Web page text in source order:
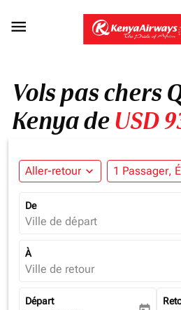

Vols pas chers
Kenya deUSD
Aller-retour expand_more 1 Passager,
De
Ville de départ
À
Ville de retour
Départ